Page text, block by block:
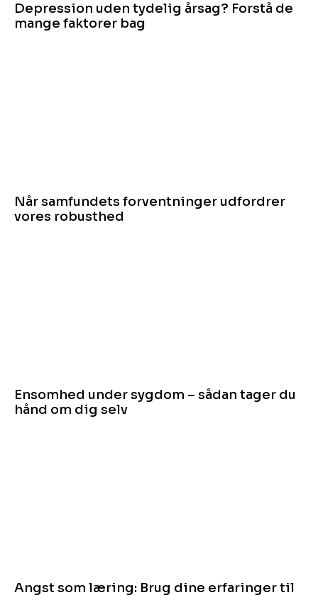
Depression uden tydelig årsag? Forstå de
mange faktorer bag
Når samfundets forventninger udfordrer
vores robusthed
Ensomhed under sygdom – sådan tager du
hånd om dig selv
Angst som læring: Brug dine erfaringer til